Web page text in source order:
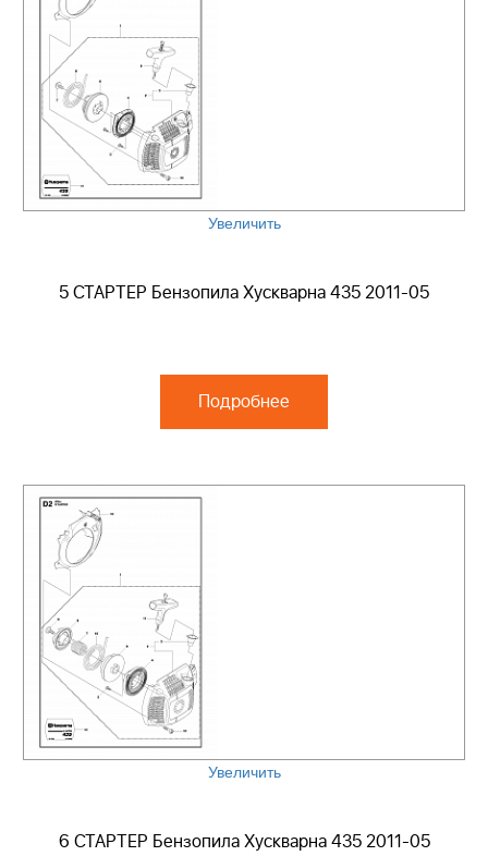
Увеличить
5 СТАРТЕР Бензопила Хускварна 435 2011-05
Подробнее
Увеличить
6 СТАРТЕР Бензопила Хускварна 435 2011-05